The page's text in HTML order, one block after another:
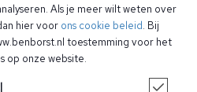
Als je meer wilt weten over
hier voor ons cookie beleid. Bij
toestemming voor het
op onze website.